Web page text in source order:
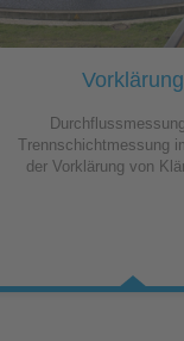
Vorklärung
Trennschichtmessung
der Vorklärung von